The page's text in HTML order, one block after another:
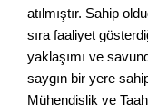
atılmıştır. Sahip
sıra faaliyet
yaklaşımı ve
saygın bir yere
Mühendislik ve